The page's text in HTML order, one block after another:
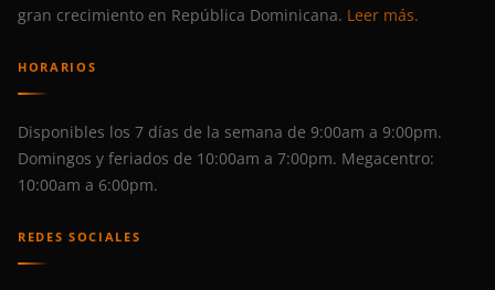
gran crecimiento en República Dominicana. Leer más.
HORARIOS
Disponibles los 7 días de la semana de 9:00am a 9:00pm.
Domingos y feriados de 10:00am a 7:00pm. Megacentro:
10:00am a 6:00pm.
REDES SOCIALES